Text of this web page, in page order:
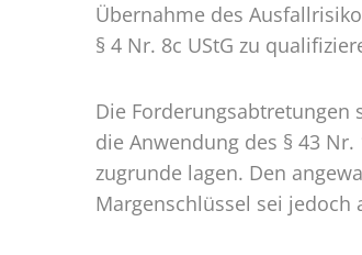
Übernahme des
§ 4 Nr. 8c UStG zu
Die Forderungsabtretungen
die Anwendung des § 43
zugrunde lagen. Den
Margenschlüssel sei